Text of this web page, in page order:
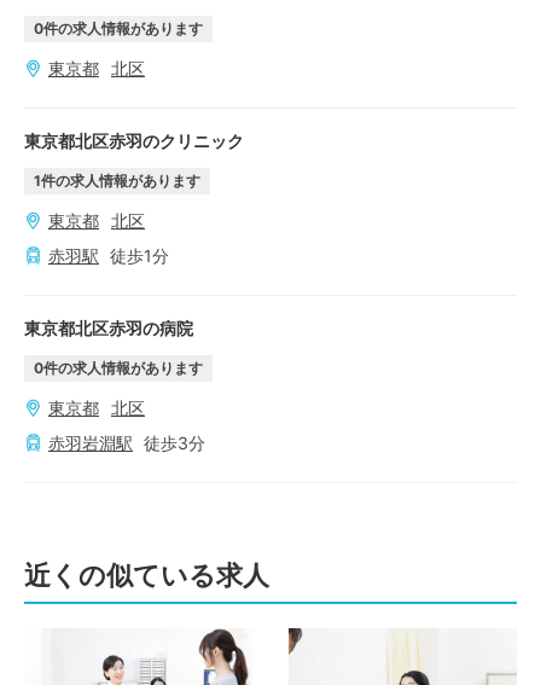
0件の求人情報があります
東京都 北区
東京都北区赤羽のクリニック
1件の求人情報があります
東京都 北区
赤羽駅 徒歩1分
東京都北区赤羽の病院
0件の求人情報があります
東京都 北区
赤羽岩淵駅 徒歩3分
近くの似ている求人